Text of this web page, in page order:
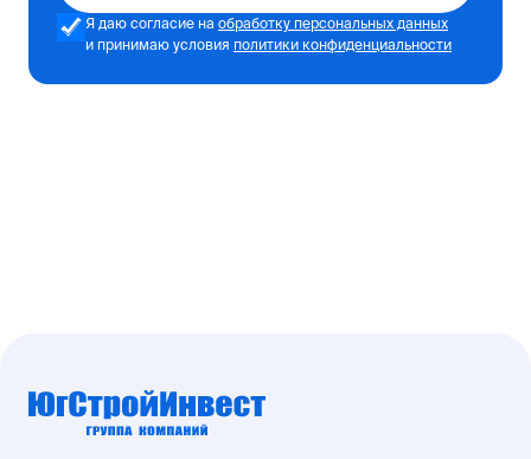
Я даю согласие на обработку персональных данных
и принимаю условия политики конфиденциальности